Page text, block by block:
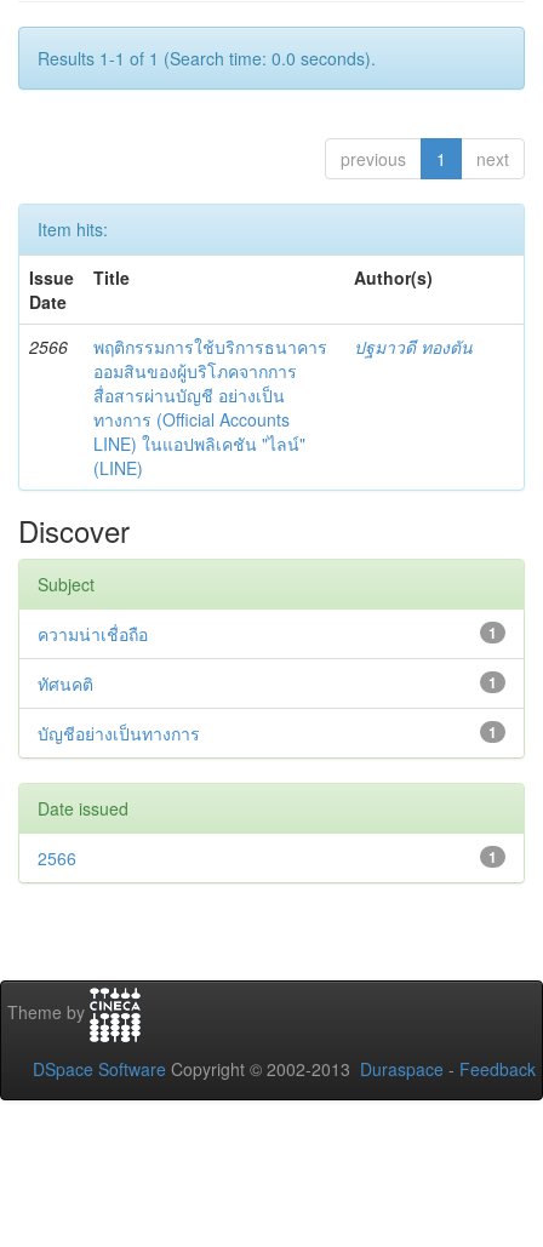
Results 1-1 of 1 (Search time: 0.0 seconds).
previous 1 next
Item hits:
Issue
Date
Title Author(s)
2566
พฤติกรรมการใช้บริการธนาคาร
ออมสินของผู้บริโภคจากการ
สื่อสารผ่านบัญชี อย่างเป็น
ทางการ (Official Accounts
LINE) ในแอปพลิเคชัน "ไลน์"
(LINE)
ปฐมาวดี ทองตัน
Discover
Subject
1
ความน่าเชื่อถือ
1
ทัศนคติ
1
บัญชีอย่างเป็นทางการ
Date issued
1
2566
Theme by
DSpace Software Copyright © 2002-2013 Duraspace - Feedback